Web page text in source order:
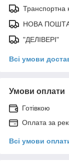
Транспортна
НОВА
"ДЕЛІВЕРІ"
Всі умови
Умови оплати
Готівкою
Оплата за
Всі умови